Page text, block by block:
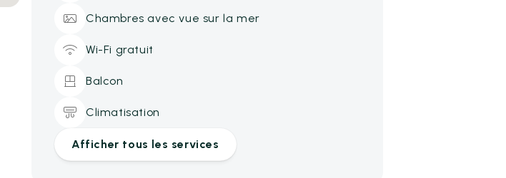
Chambres avec vue sur la mer
Wi-Fi gratuit
Balcon
Climatisation
Afficher tous les services